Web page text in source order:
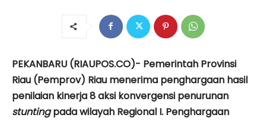
PEKANBARU (RIAUPOS.CO)- Pemerintah Provinsi
Riau (Pemprov) Riau menerima penghargaan hasil
penilaian kinerja 8 aksi konvergensi penurunan
stuntingpada wilayah Regional I. Penghargaan